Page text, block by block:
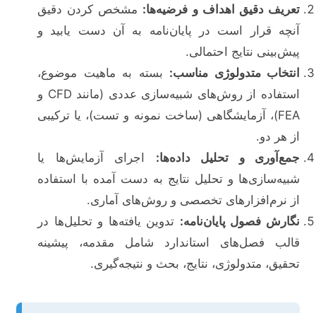
تعریف دقیق اهداف و فرضیه‌ها: مشخص کردن دقیق
آنچه قرار است در پایان‌نامه به آن دست یابید و
پیش‌بینی نتایج احتمالی.
انتخاب متدولوژی مناسب: بسته به ماهیت موضوع،
استفاده از روش‌های شبیه‌سازی عددی (مانند CFD و
FEA)، آزمایشگاهی (ساخت نمونه و تست)، یا ترکیبی
از هر دو.
جمع‌آوری و تحلیل داده‌ها: اجرای آزمایش‌ها یا
شبیه‌سازی‌ها و تحلیل نتایج به دست آمده با استفاده
از نرم‌افزارهای تخصصی و روش‌های آماری.
نگارش فصول پایان‌نامه: تدوین یافته‌ها و تحلیل‌ها در
قالب فصل‌های استاندارد شامل مقدمه، پیشینه
تحقیق، متدولوژی، نتایج، بحث و نتیجه‌گیری.